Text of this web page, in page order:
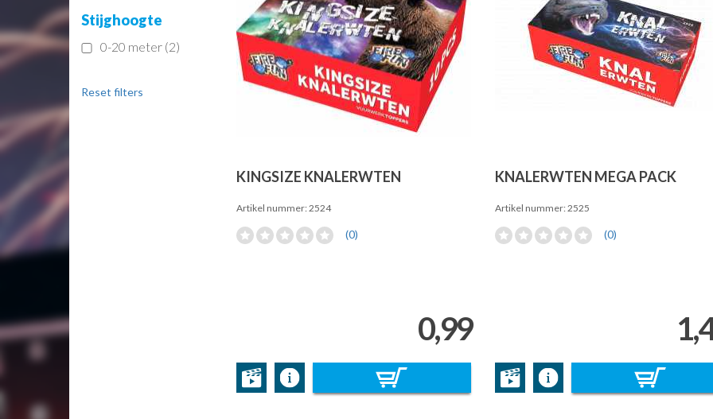
Stijghoogte
0-20 meter (2)
Reset filters
KINGSIZE KNALERWTEN
Artikel nummer: 2524
(0)
0,99
KNALERWTEN MEGA PACK
Artikel nummer: 2525
(0)